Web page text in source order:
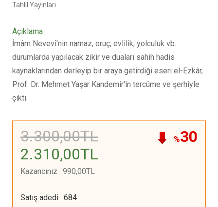
Tahlil Yayınları
Açıklama
İmâm Nevevî'nin namaz, oruç, evlilik, yolculuk vb.
durumlarda yapılacak zikir ve duaları sahih hadis
kaynaklarından derleyip bir araya getirdiği eseri el-Ezkâr,
Prof. Dr. Mehmet Yaşar Kandemir'in tercüme ve şerhiyle
çıktı.
%30
3.300,00TL
2.310,00TL
Kazancınız : 990,00TL
Satış adedi: 684